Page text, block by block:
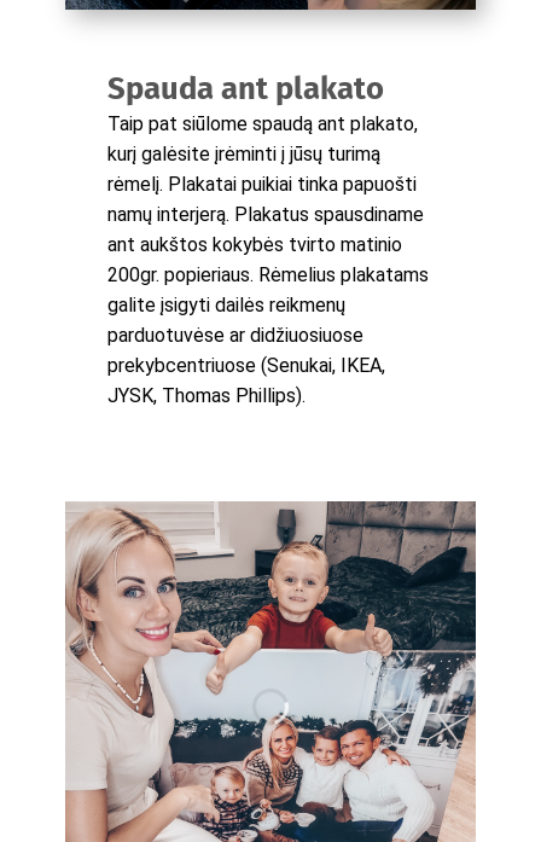
Spauda ant plakato
Taip pat siūlome spaudą ant plakato,
kurį galėsite įrėminti į jūsų turimą
rėmelį. Plakatai puikiai tinka papuošti
namų interjerą. Plakatus spausdiname
ant aukštos kokybės tvirto matinio
200gr. popieriaus. Rėmelius plakatams
galite įsigyti dailės reikmenų
parduotuvėse ar didžiuosiuose
prekybcentriuose (Senukai, IKEA,
JYSK, Thomas Phillips).